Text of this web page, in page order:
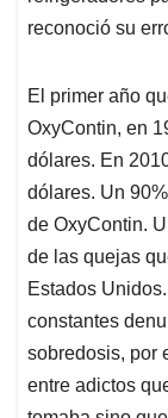
reconoció su
El primer año
OxyContin, en
dólares. En
dólares. Un
de OxyContin.
de las quejas
Estados
constantes
sobredosis, por
entre adictos